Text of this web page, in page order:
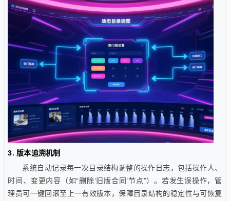
3. 版本追溯机制
系统自动记录每一次目录结构调整的操作日志，包括操作人、
时间、变更内容（如“删除‘旧版合同’节点”）。若发生误操作，管
理员可一键回滚至上一有效版本，保障目录结构的稳定性与可恢复